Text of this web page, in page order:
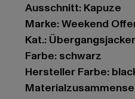
Ausschnitt: Kapuze
Marke: Weekend
Kat.:
Farbe: schwarz
Hersteller Farbe: